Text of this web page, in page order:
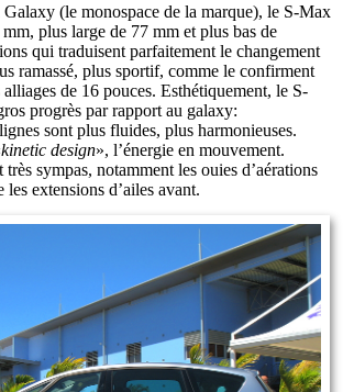
(le monospace de la marque), le S-Max
plus large de 77 mm et plus bas de
qui traduisent parfaitement le changement
ramassé, plus sportif, comme le confirment
alliages de 16 pouces. Esthétiquement, le S-
progrès par rapport au galaxy:
sont plus fluides, plus harmonieuses.
kinetic design», l’énergie en mouvement.
sympas, notamment les ouies d’aérations
les extensions d’ailes avant.